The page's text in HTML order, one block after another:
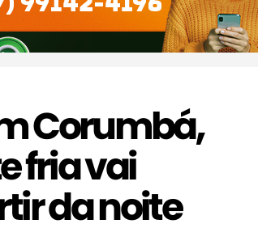
Corumbá,
fria vai
da noite